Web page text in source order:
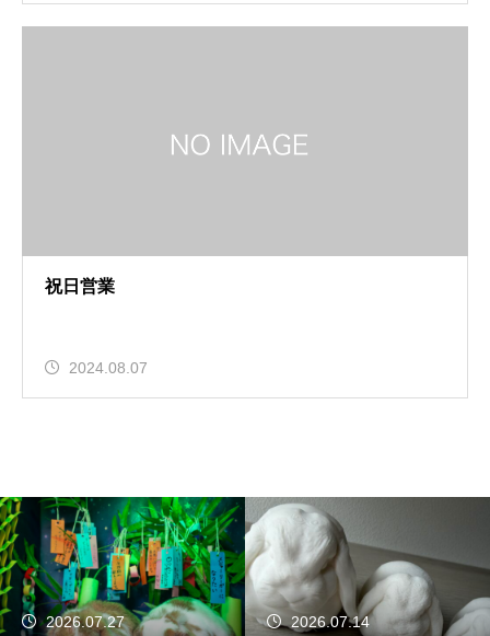
祝日営業
2024.08.07
2026.07.27 2026.07.14